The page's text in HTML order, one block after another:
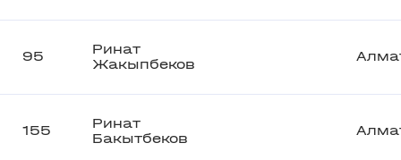
95
Ринат
Жакыпбеков
155
Ринат
Бакытбеков